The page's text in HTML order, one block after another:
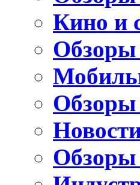
Кино и
Обзоры
Обзоры